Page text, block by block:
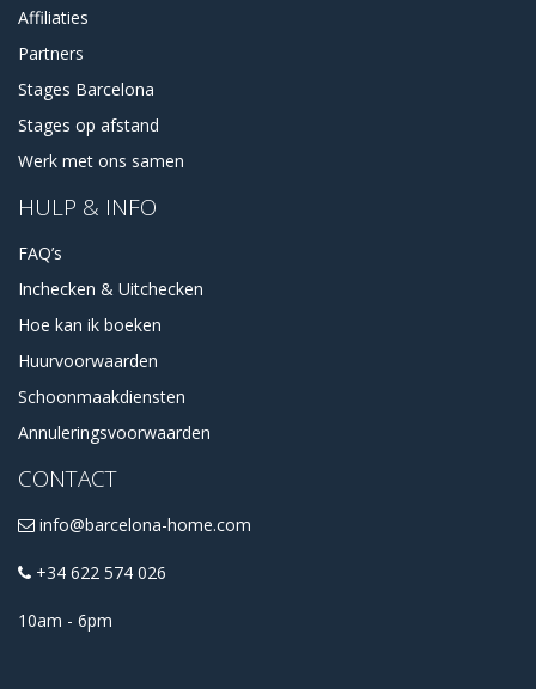
Affiliaties
Partners
Stages Barcelona
Stages op afstand
Werk met ons samen
HULP & INFO
FAQ’s
Inchecken & Uitchecken
Hoe kan ik boeken
Huurvoorwaarden
Schoonmaakdiensten
Annuleringsvoorwaarden
CONTACT
info@barcelona-home.com
+34 622 574 026
10am - 6pm